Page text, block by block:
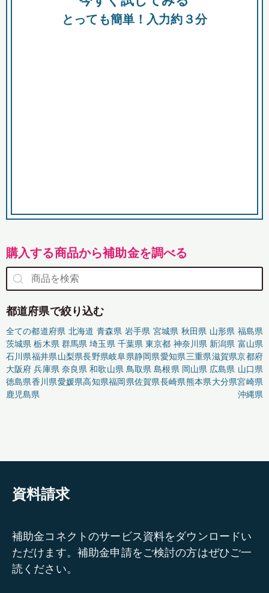
とっても簡単！入力約３分
購入する商品から補助金を調べる
都道府県で絞り込む
全ての都道府県 北海道 青森県 岩手県 宮城県 秋田県 山形県 福島県
茨城県 栃木県 群馬県 埼玉県 千葉県 東京都 神奈川県 新潟県 富山県
石川県福井県山梨県長野県岐阜県静岡県愛知県三重県滋賀県京都府
大阪府 兵庫県 奈良県 和歌山県 鳥取県 島根県 岡山県 広島県 山口県
徳島県香川県愛媛県高知県福岡県佐賀県長崎県熊本県大分県宮崎県
鹿児島県
沖縄県
資料請求
補助金コネクトのサービス資料をダウンロードい
ただけます。補助金申請をご検討の方はぜひご一
読ください。